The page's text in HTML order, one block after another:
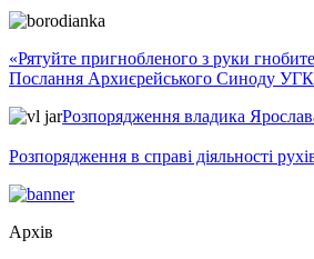
«Рятуйте пригнобленого з руки
Послання Архиєрейського Синоду
Розпорядження владика
Розпорядження в справі діяльності
Архів